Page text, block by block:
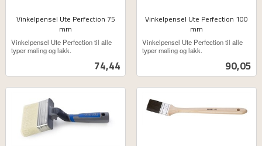
Vinkelpensel Ute Perfection 75
mm
Pris
74,44
ekskl.
mva.
Vinkelpensel Ute Perfection til alle
typer maling og lakk.
Vinkelpensel Ute Perfection 100
mm
Pris
90,05
ekskl.
mva.
Vinkelpensel Ute Perfection til alle
typer maling og lakk.